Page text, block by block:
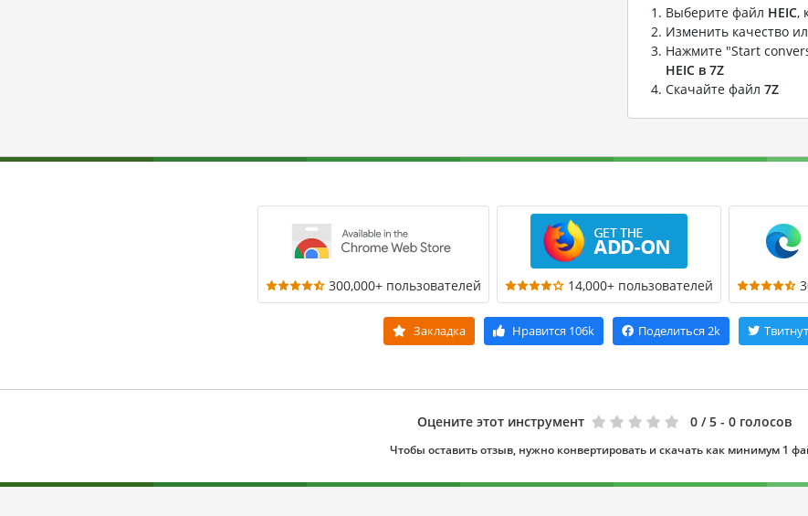
Выберите файл HEIC,
Изменить качество
Нажмите "Start
HEIC в 7Z
Скачайте файл 7Z
300,000+ пользователей 14,000+ пользователей
Закладка Нравится 106k Поделиться 2k
Оцените этот инструмент 0 / 5 - 0 голосов
Чтобы оставить отзыв, нужно конвертировать и скачать как минимум 1